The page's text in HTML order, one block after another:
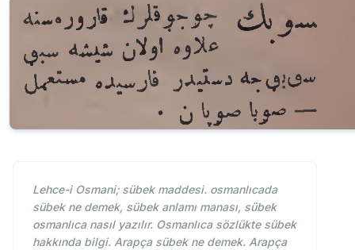
Lehce-i Osmani; sübek maddesi. osmanlıcada
sübek ne demek, sübek anlamı manası, sübek
osmanlıca nasıl yazılır. Osmanlıca sözlükte sübek
hakkında bilgi. Arapça sübek ne demek. Arapça